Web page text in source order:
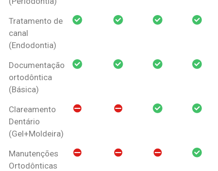
Tratamento de
canal
(Endodontia)
Documentação
ortodôntica
(Básica)
Clareamento
Dentário
(Gel+Moldeira)
Manutenções
Ortodônticas